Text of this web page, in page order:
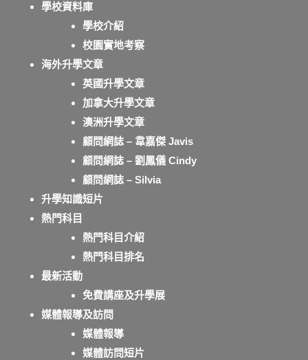
學校資料庫
學校介紹
校園實地考察
海外升學文章
英國升學文章
加拿大升學文章
澳洲升學文章
顧問網誌 – 韋嘉傑 Javis
顧問網誌 – 劉鳳儀 Cindy
顧問網誌 – Silvia
升學知識短片
熱門科目
熱門科目介紹
熱門科目排名
最新活動
免費講座及升學展
媒體報導及訪問
媒體報導
媒體訪問短片